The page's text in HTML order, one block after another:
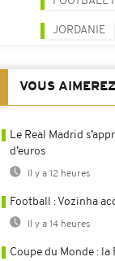
JORDANIE
VOUS
Le Real Madrid
d’euros
Il y a 12 heures
Football : Vozinha
Il y a 14 heures
Coupe du Monde :